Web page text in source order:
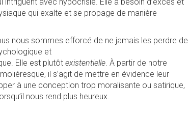
qui exalte et se propage de manière
nous sommes efforcé de ne jamais les perdre de
et
Elle est plutôtexistentielle . À partir de notre
il s’agit de mettre en évidence leur
à une conception trop moralisante ou satirique,
nous rend plus heureux.